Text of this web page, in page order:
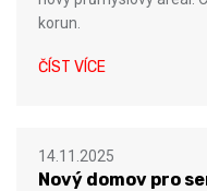
korun.
ČÍST VÍCE
14.11.2025
Nový domov pro